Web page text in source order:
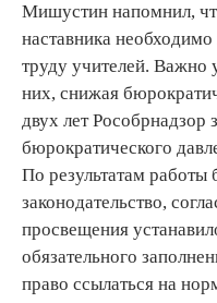
Мишустин напомнил,
наставника
труду учителей. Важно
них, снижая
двух лет Рособрнадзор
бюрократического
По результатам
законодательство,
просвещения
обязательного
право ссылаться на